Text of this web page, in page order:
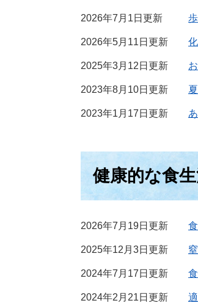
2026年7月1日更新
2026年5月11日更新
2025年3月12日更新
2023年8月10日更新
2023年1月17日更新
健康的な食
2026年7月19日更新
2025年12月3日更新
2024年7月17日更新
2024年2月21日更新